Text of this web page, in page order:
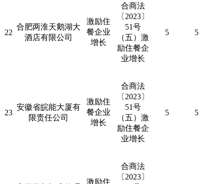
22
合肥两淮天鹅湖大
酒店有限公司
激励住
餐企业
增长
合商法
〔 2023〕
51号
（五）激
励住餐企
业增长
5 5
23
安徽省皖能大厦有
限责任公司
激励住
餐企业
增长
合商法
〔 2023〕
51号
（五）激
励住餐企
业增长
5 5
激励住
合商法
〔 2023〕